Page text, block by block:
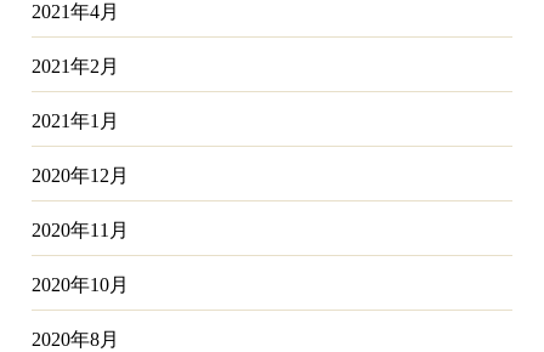
2021年4月
2021年2月
2021年1月
2020年12月
2020年11月
2020年10月
2020年8月